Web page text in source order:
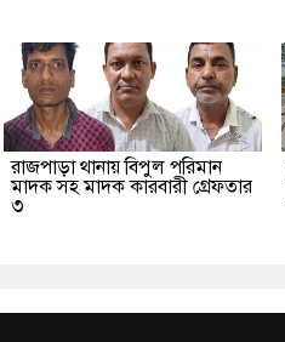
রাজপাড়া থানায় বিপুল পরিমান
মাদক সহ মাদক কারবারী গ্রেফতার
৩